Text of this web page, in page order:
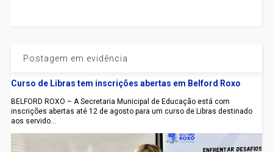
Postagem em evidência
Curso de Libras tem inscrições abertas em Belford Roxo
BELFORD ROXO – A Secretaria Municipal de Educação está com
inscrições abertas até 12 de agosto para um curso de Libras destinado
aos servido...